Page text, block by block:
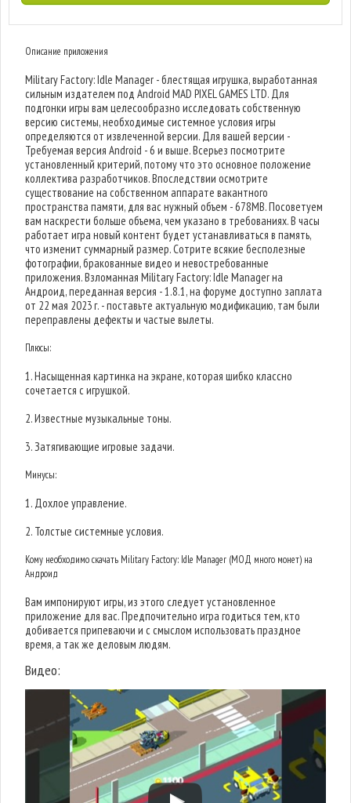
Описание приложения
Military Factory: Idle Manager - блестящая игрушка, выработанная
сильным издателем под Android MAD PIXEL GAMES LTD. Для
подгонки игры вам целесообразно исследовать собственную
версию системы, необходимые системное условия игры
определяются от извлеченной версии. Для вашей версии -
Требуемая версия Android - 6 и выше. Всерьез посмотрите
установленный критерий, потому что это основное положение
коллектива разработчиков. Впоследствии осмотрите
существование на собственном аппарате вакантного
пространства памяти, для вас нужный объем - 678MB. Посоветуем
вам наскрести больше объема, чем указано в требованиях. В часы
работает игра новый контент будет устанавливаться в память,
что изменит суммарный размер. Сотрите всякие бесполезные
фотографии, бракованные видео и невостребованные
приложения. Взломанная Military Factory: Idle Manager на
Андроид, переданная версия - 1.8.1, на форуме доступно заплата
от 22 мая 2023 г. - поставьте актуальную модификацию, там были
переправлены дефекты и частые вылеты.
Плюсы:
1. Насыщенная картинка на экране, которая шибко классно
сочетается с игрушкой.
2. Известные музыкальные тоны.
3. Затягивающие игровые задачи.
Минусы:
1. Дохлое управление.
2. Толстые системные условия.
Кому необходимо скачать Military Factory: Idle Manager (МОД много монет) на
Андроид
Вам импонируют игры, из этого следует установленное
приложение для вас. Предпочительно игра годиться тем, кто
добивается припеваючи и с смыслом использовать праздное
время, а так же деловым людям.
Видео: